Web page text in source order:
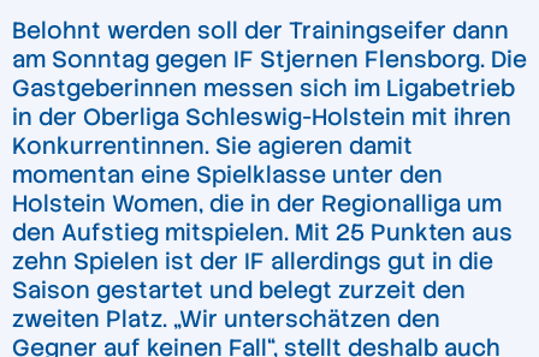
Belohnt werden soll der Trainingseifer dann
am Sonntag gegen IF Stjernen Flensborg. Die
Gastgeberinnen messen sich im Ligabetrieb
in der Oberliga Schleswig-Holstein mit ihren
Konkurrentinnen. Sie agieren damit
momentan eine Spielklasse unter den
Holstein Women, die in der Regionalliga um
den Aufstieg mitspielen. Mit 25 Punkten aus
zehn Spielen ist der IF allerdings gut in die
Saison gestartet und belegt zurzeit den
zweiten Platz. „Wir unterschätzen den
Gegner auf keinen Fall“, stellt deshalb auch